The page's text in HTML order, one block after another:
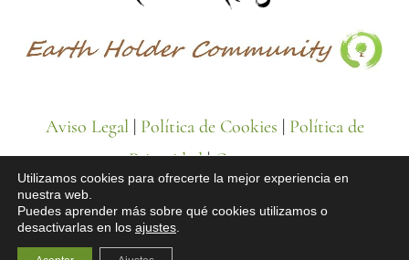
Aviso Legal| Política de Cookies | Política de
Privacidad|Contacto
© Todos los derechos reservados
Utilizamos cookies para ofrecerte la mejor experiencia en
nuestra web.
Puedes aprender más sobre qué cookies utilizamos o
desactivarlas en los ajustes